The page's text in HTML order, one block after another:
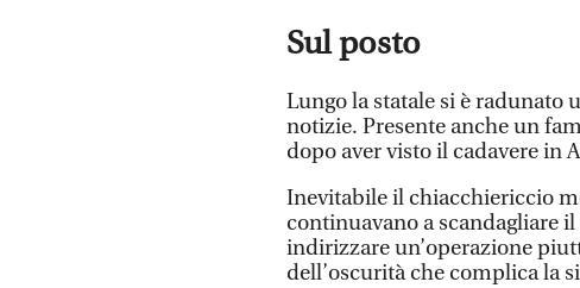
Sul posto
Lungo la statale si è radunato
notizie. Presente anche un
dopo aver visto il cadavere in
Inevitabile il chiacchiericcio
continuavano a scandagliare
indirizzare un’operazione
dell’oscurità che complica la